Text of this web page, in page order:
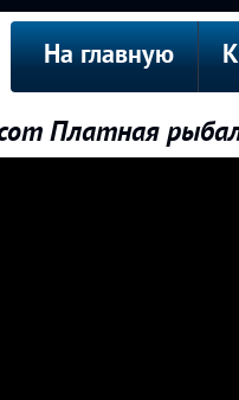
На главную
Платная